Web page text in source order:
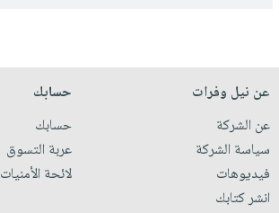
عن نيل وفرات
عن الشركة
سياسة الشركة
فيديوهات
انشر كتابك
حسابك
حسابك
عربة التسوق
لائحة الأمنيات